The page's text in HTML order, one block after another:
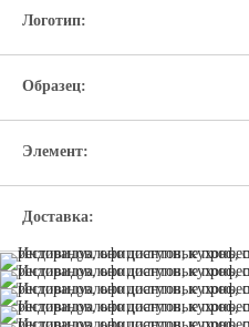
Логотип:
Образец:
Элемент:
Доставка: